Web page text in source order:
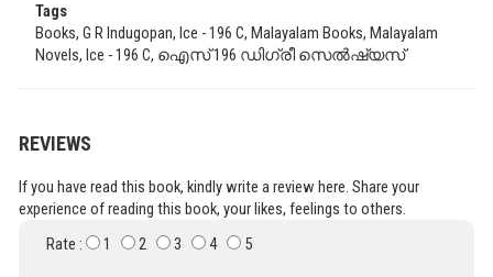
Tags
Books, G R Indugopan, Ice - 196 C, Malayalam Books, Malayalam
Novels, Ice - 196 C, ഐസ് 196 ഡിഗ്രീ സെൽഷ്യസ്
REVIEWS
If you have read this book, kindly write a review here. Share your
experience of reading this book, your likes, feelings to others.
Rate :
1 2 3 4 5